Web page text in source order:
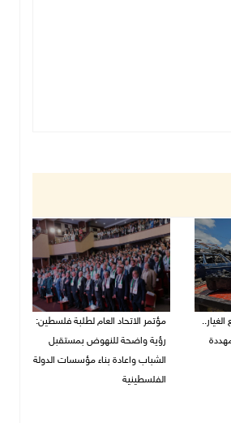
مؤتمر الاتحاد العام لطلبة فلسطين:
رؤية واضحة للنهوض بمستقبل
الشباب واعادة بناء مؤسسات الدولة
الفلسطينية